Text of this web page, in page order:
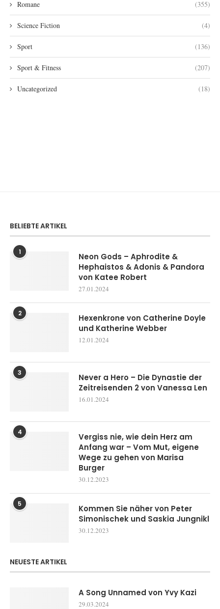
Romane (355)
Science Fiction (4)
Sport (136)
Sport & Fitness (207)
Uncategorized (18)
BELIEBTE ARTIKEL
1
Neon Gods – Aphrodite &
Hephaistos & Adonis & Pandora
von Katee Robert
27.01.2024
2
Hexenkrone von Catherine Doyle
und Katherine Webber
12.01.2024
3
Never a Hero – Die Dynastie der
Zeitreisenden 2 von Vanessa Len
16.01.2024
4
Vergiss nie, wie dein Herz am
Anfang war – Vom Mut, eigene
Wege zu gehen von Marisa
Burger
30.12.2023
5
Kommen Sie näher von Peter
Simonischek und Saskia Jungnikl
30.12.2023
NEUESTE ARTIKEL
A Song Unnamed von Yvy Kazi
29.03.2024